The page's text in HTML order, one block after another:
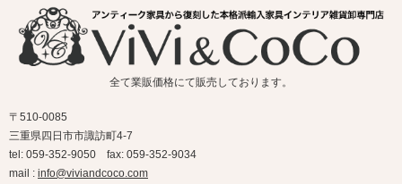
全て業販価格にて販売しております。
〒510-0085
三重県四日市市諏訪町4-7
tel: 059-352-9050 fax: 059-352-9034
mail : info@viviandcoco.com